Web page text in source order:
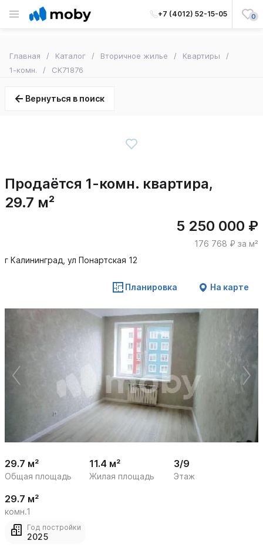
+7 (4012) 52-15-05 0
Главная Каталог Вторичное жилье
Квартиры
1-комн.
CK71876
Вернуться в поиск
Продаётся 1-комн. квартира,
29.7 м²
5 250 000 ₽
176 768 ₽ за м²
г Калининград, ул Понартская 12
Планировка На карте
29.7 м²
Общая площадь
11.4 м²
Жилая площадь
3/9
Этаж
29.7 м²
комн.1
Год постройки
2025